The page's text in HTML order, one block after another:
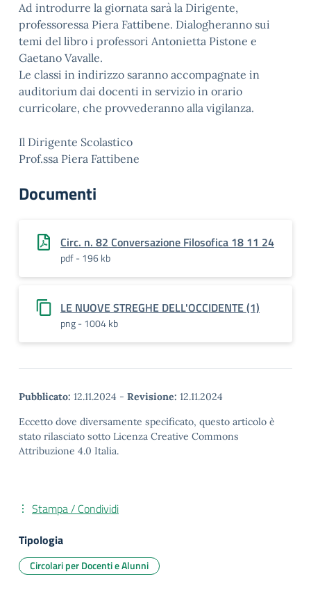
Ad introdurre la giornata sarà la Dirigente,
professoressa Piera Fattibene. Dialogheranno sui
temi del libro i professori Antonietta Pistone e
Gaetano Vavalle.
Le classi in indirizzo saranno accompagnate in
auditorium dai docenti in servizio in orario
curricolare, che provvederanno alla vigilanza.
Il Dirigente Scolastico
Prof.ssa Piera Fattibene
Documenti
Circ. n. 82 Conversazione Filosofica 18 11 24
pdf - 196 kb
LE NUOVE STREGHE DELL'OCCIDENTE (1)
png - 1004 kb
Pubblicato: 12.11.2024 - Revisione: 12.11.2024
Eccetto dove diversamente specificato, questo articolo è
stato rilasciato sotto Licenza Creative Commons
Attribuzione 4.0 Italia.
Stampa / Condividi
Tipologia
Circolari per Docenti e Alunni